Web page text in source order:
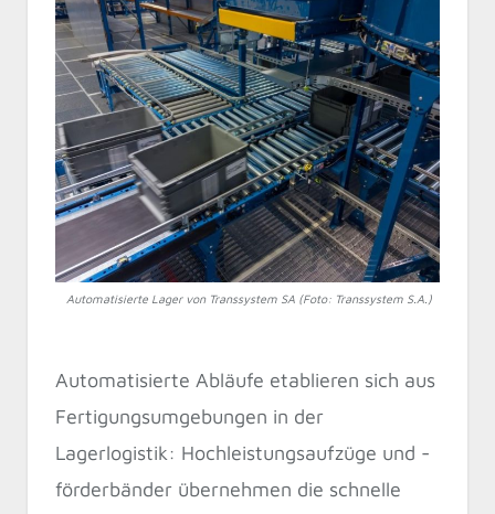
Automatisierte Lager von Transsystem SA (Foto: Transsystem S.A.)
Automatisierte Abläufe etablieren sich aus
Fertigungsumgebungen in der
Lagerlogistik: Hochleistungsaufzüge und -
förderbänder übernehmen die schnelle